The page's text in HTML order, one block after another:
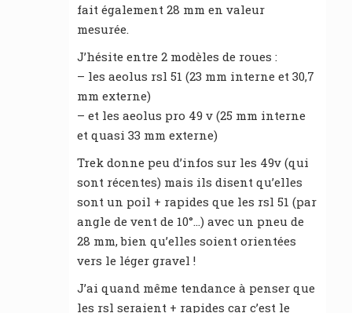
fait également 28 mm en valeur
mesurée.
J’hésite entre 2 modèles de roues :
– les aeolus rsl 51 (23 mm interne et 30,7
mm externe)
– et les aeolus pro 49 v (25 mm interne
et quasi 33 mm externe)
Trek donne peu d’infos sur les 49v (qui
sont récentes) mais ils disent qu’elles
sont un poil + rapides que les rsl 51 (par
angle de vent de 10°…) avec un pneu de
28 mm, bien qu’elles soient orientées
vers le léger gravel !
J’ai quand même tendance à penser que
les rsl seraient + rapides car c’est le